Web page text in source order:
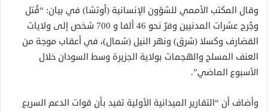
وقال المكتب الأممي للشؤون الإنسانية (أوتشا) في بيان: “قُتل
وجُرح عشرات المدنيين وفرّ نحو 46 ألفا و 700 شخص إلى ولايات
القضارف وكسلا (شرق) ونهر النيل (شمال)، في أعقاب موجة من
العنف المسلح والهجمات بولاية الجزيرة وسط السودان خلال
الأسبوع الماضي”.
وأضاف أن “التقارير الميدانية الأولية تفيد بأن قوات الدعم السريع